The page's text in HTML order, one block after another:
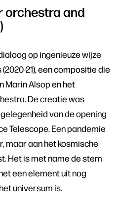
orchestra and
op ingenieuze wijze
21), een compositie die
Marin Alsop en het
De creatie was
van de opening
Telescope. Een pandemie
maar aan het kosmische
Het is met name de stem
een element uit nog
universum is.